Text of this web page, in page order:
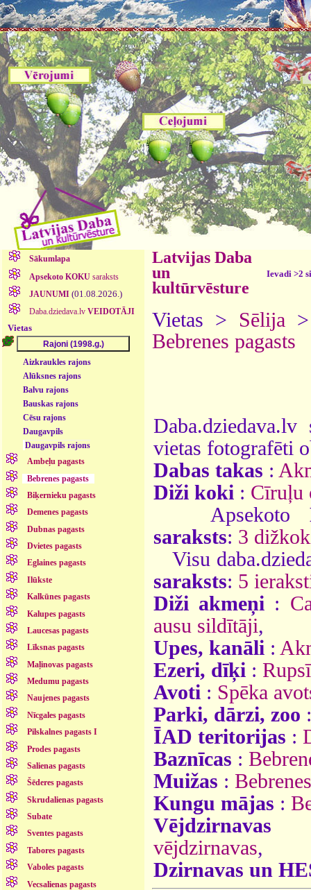
Sākumlapa
Apsekoto KOKUsaraksts
JAUNUMI (01.08.2026.)
Daba.dziedava.lv VEIDOTĀJI
Vietas
Aizkraukles rajons
Alūksnes rajons
Balvu rajons
Bauskas rajons
Cēsu rajons
Daugavpils
Daugavpils rajons
Ambeļu pagasts
Bebrenes pagasts
Biķernieku pagasts
Demenes pagasts
Dubnas pagasts
Dvietes pagasts
Eglaines pagasts
Ilūkste
Kalkūnes pagasts
Kalupes pagasts
Laucesas pagasts
Līksnas pagasts
Maļinovas pagasts
Medumu pagasts
Naujenes pagasts
Nīcgales pagasts
Pilskalnes pagasts I
Prodes pagasts
Salienas pagasts
Šēderes pagasts
Skrudalienas pagasts
Subate
Sventes pagasts
Tabores pagasts
Vaboles pagasts
Vecsalienas pagasts
Latvijas Daba
un
kultūrvēsture
Ievadi >2
Vietas > Sēlija
Bebrenes pagasts
vietas fotografēti
Dabas takas :
Diži koki : Cīruļu
Apsekoto
saraksts: 3
Visu
saraksts: 5
Diži akmeņi :
ausu sildītāji,
Upes, kanāli :
Ezeri, dīķi :
Avoti : Spēka
Parki, dārzi, zoo
ĪAD teritorijas :
Baznīcas :
Muižas :
Kungu mājas :
Vējdzirnavas
vējdzirnavas,
Dzirnavas un